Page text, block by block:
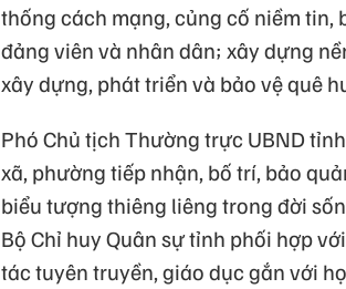
thống cách mạng, củng cố niềm
đảng viên và nhân dân; xây dựng
xây dựng, phát triển và bảo vệ quê
Phó Chủ tịch Thường trực UBND
xã, phường tiếp nhận, bố trí, bảo
biểu tượng thiêng liêng trong đời
Bộ Chỉ huy Quân sự tỉnh phối hợp
tác tuyên truyền, giáo dục gắn với